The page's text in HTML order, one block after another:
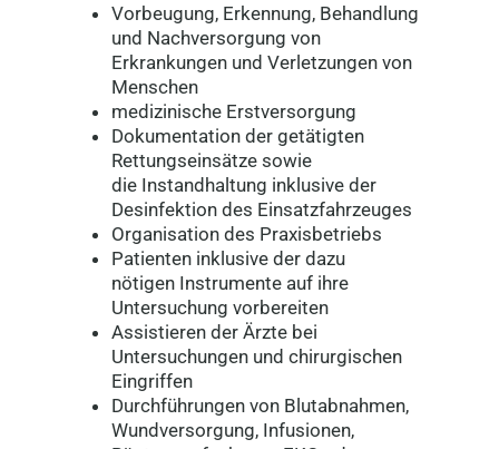
Vorbeugung, Erkennung, Behandlung
und Nachversorgung von
Erkrankungen und Verletzungen von
Menschen
medizinische Erstversorgung
Dokumentation der getätigten
Rettungseinsätze sowie
die Instandhaltung inklusive der
Desinfektion des Einsatzfahrzeuges
Organisation des Praxisbetriebs
Patienten inklusive der dazu
nötigen Instrumente auf ihre
Untersuchung vorbereiten
Assistieren der Ärzte bei
Untersuchungen und chirurgischen
Eingriffen
Durchführungen von Blutabnahmen,
Wundversorgung, Infusionen,